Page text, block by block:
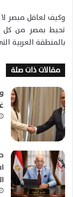
وكيف لعاقل مبصر لا
تحيط بمصر من كل
بالمنطقة العربية
مقالات ذات صلة